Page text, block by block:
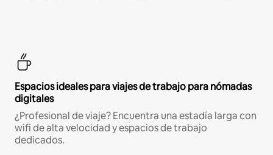
Espacios ideales para viajes de trabajo para nómadas
digitales
¿Profesional de viaje? Encuentra una estadía larga con
wifi de alta velocidad y espacios de trabajo
dedicados.